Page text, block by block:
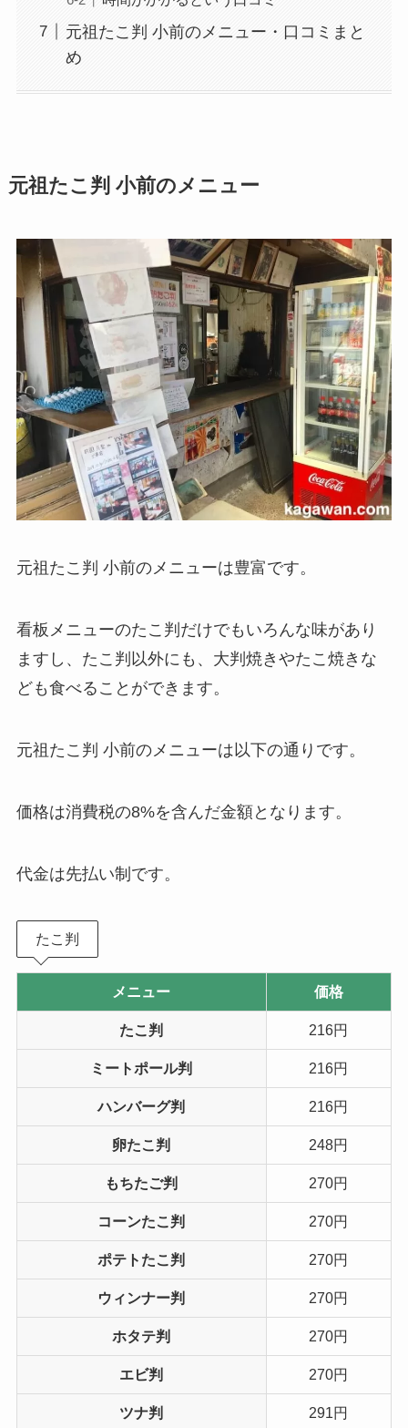
元祖たこ判 小前のメニュー・口コミまと
め
元祖たこ判 小前のメニュー
元祖たこ判 小前のメニューは豊富です。
看板メニューのたこ判だけでもいろんな味があり
ますし、たこ判以外にも、大判焼きやたこ焼きな
ども食べることができます。
元祖たこ判 小前のメニューは以下の通りです。
価格は消費税の8%を含んだ金額となります。
代金は先払い制です。
たこ判
メニュー 価格
たこ判 216円
ミートポール判 216円
ハンバーグ判 216円
卵たこ判 248円
もちたご判 270円
コーンたこ判 270円
ポテトたこ判 270円
ウィンナー判 270円
ホタテ判 270円
エビ判 270円
ツナ判 291円